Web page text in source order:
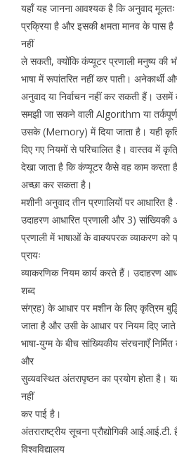
यहाँ यह जानना आवश्यक है कि अनुवाद मूलतः
प्रक्रिया है और इसकी क्षमता मानव के पास
नहीं
ले सकती, क्योंकि कंप्यूटर प्रणाली मनुष्य की
भाषा में रूपांतरित नहीं कर पाती। अनेकार्थी और
अनुवाद या निर्वाचन नहीं कर सकती हैं। उसमें
समझी जा सकने वाली Algorithm या तर्कपूर्ण
उसके (Memory) में दिया जाता है। यही
दिए गए नियमों से परिचालित है। वास्तव में
देखा जाता है कि कंप्यूटर कैसे वह काम करता
अच्छा कर सकता है।
मशीनी अनुवाद तीन प्रणालियों पर आधारित
उदाहरण आधारित प्रणाली और 3) सांख्यिकी
प्रणाली में भाषाओं के वाक्यपरक व्याकरण को
प्रायः
व्याकरणिक नियम कार्य करते हैं। उदाहरण
शब्द
संग्रह) के आधार पर मशीन के लिए कृत्रिम बुद्धि
जाता है और उसी के आधार पर नियम दिए
भाषा-युग्म के बीच सांख्यिकीय संरचनाएँ
और
सुव्यवस्थित अंतरापृष्ठन का प्रयोग होता है।
नहीं
कर पाई है।
अंतराराष्ट्रीय सूचना प्रौद्योगिकी आई.आई.टी.
विश्वविद्यालय